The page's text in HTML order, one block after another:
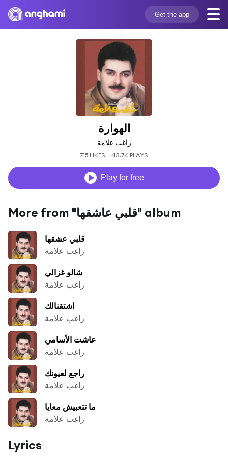
Get the app
الهوارة
راغب علامة
715 LIKES 43.7K PLAYS
Play for free
More from "قلبي عاشقها" album
قلبي عشقها
راغب علامة
شالو غزالي
راغب علامة
اشتقنالك
راغب علامة
عاشت الأسامي
راغب علامة
راجع لعيونك
راغب علامة
ما تتعبيش معايا
راغب علامة
Lyrics